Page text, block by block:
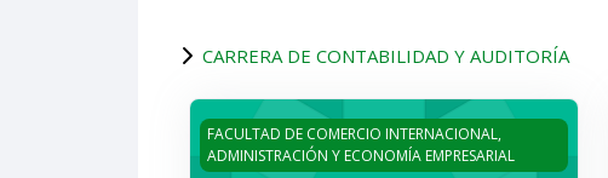
CARRERA DE CONTABILIDAD Y AUDITORÍA
ADMINISTRACIÓN ORGANIZACIONAL -
FACULTAD DE COMERCIO INTERNACIONAL,
ADMINISTRACIÓN Y ECONOMÍA EMPRESARIAL